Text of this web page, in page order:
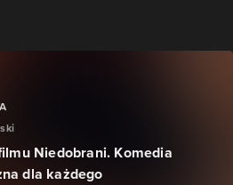
Niedobrani. Komedia
dla każdego